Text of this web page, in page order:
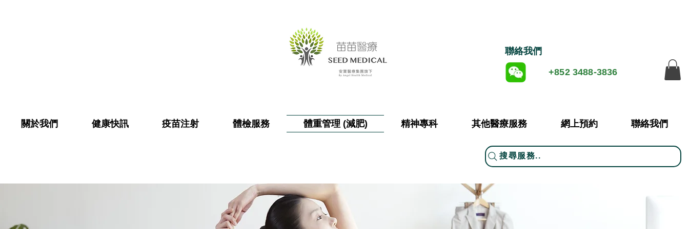
+852 3488-3836
​聯絡我們
關於我們 健康快訊 疫苗注射 體檢服務 體重管理 (減肥) 精神專科 其他醫療服務 網上預約 聯絡我們
搜尋服務..